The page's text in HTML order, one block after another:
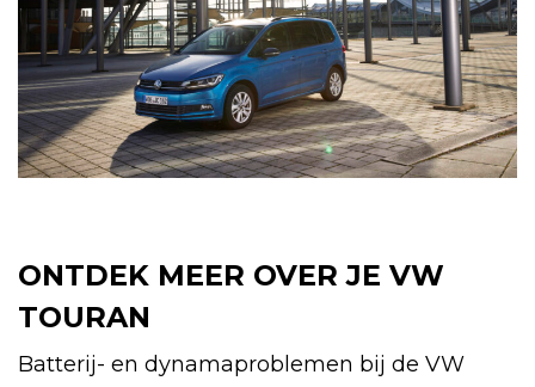
ONTDEK MEER OVER JE VW
TOURAN
Batterij- en dynamaproblemen bij de VW